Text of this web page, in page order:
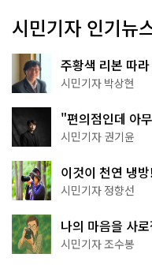
시민기자 인기뉴
주황색 리본 따
서울둘레길 15코스
시민기자 박상현
"편의점인데 아
한 편의점의 정체
시민기자 권기윤
이것이 천연 냉
나볼까
시민기자 정향선
나의 마음을 사
상작 공개!
시민기자 조수봉